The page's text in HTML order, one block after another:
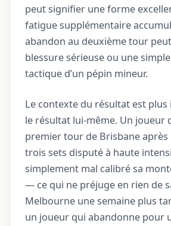
peut signifier une forme
fatigue supplémentaire
abandon au deuxième tour
blessure sérieuse ou une
tactique d’un pépin mineur.
Le contexte du résultat est
le résultat lui-même. Un joueur
premier tour de Brisbane après
trois sets disputé à haute
simplement mal calibré sa
— ce qui ne préjuge en rien de
Melbourne une semaine plus
un joueur qui abandonne pour